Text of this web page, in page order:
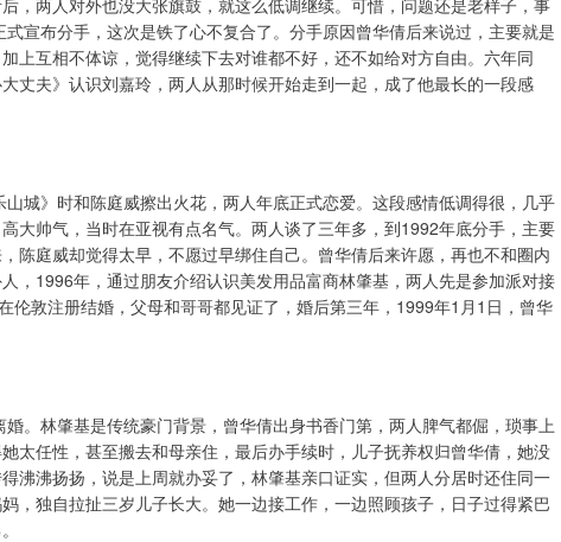
，两人对外也没大张旗鼓，就这么低调继续。可惜，问题还是老样子，事
宣布分手，这次是铁了心不复合了。分手原因曾华倩后来说过，主要就是
上互相不体谅，觉得继续下去对谁都不好，还不如给对方自由。六年同
丈夫》认识刘嘉玲，两人从那时候开始走到一起，成了他最长的一段感
城》时和陈庭威擦出火花，两人年底正式恋爱。这段感情低调得很，几乎
大帅气，当时在亚视有点名气。两人谈了三年多，到1992年底分手，主要
陈庭威却觉得太早，不愿过早绑住自己。曾华倩后来许愿，再也不和圈内
，1996年，通过朋友介绍认识美发用品富商林肇基，两人先是参加派对接
伦敦注册结婚，父母和哥哥都见证了，婚后第三年，1999年1月1日，曾华
。林肇基是传统豪门背景，曾华倩出身书香门第，两人脾气都倔，琐事上
太任性，甚至搬去和母亲住，最后办手续时，儿子抚养权归曾华倩，她没
沸沸扬扬，说是上周就办妥了，林肇基亲口证实，但两人分居时还住同一
，独自拉扯三岁儿子长大。她一边接工作，一边照顾孩子，日子过得紧巴